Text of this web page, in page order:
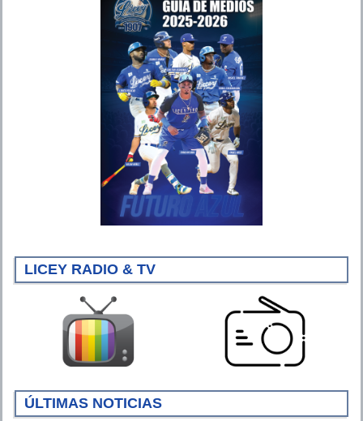
LICEY RADIO & TV
ÚLTIMAS NOTICIAS